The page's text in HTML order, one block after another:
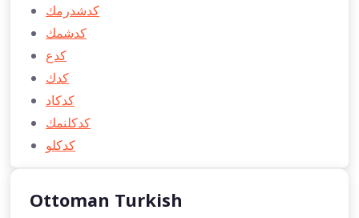
كدشدرمك
كدشمك
كدع
كدك
كدكاد
كدكلنمك
كدكلو
Ottoman Turkish